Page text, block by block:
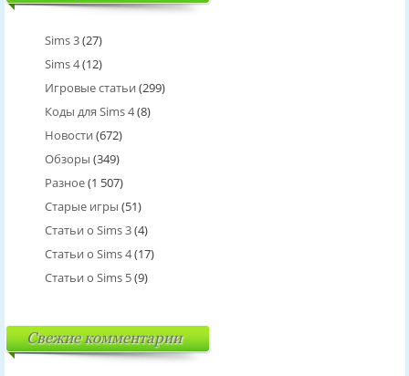
Sims 3(27)
Sims 4(12)
Игровые статьи (299)
Коды для Sims 4(8)
Новости (672)
Обзоры (349)
Разное(1 507)
Старые игры (51)
Статьи о Sims 3(4)
Статьи о Sims 4(17)
Статьи о Sims 5(9)
Свежие комментарии